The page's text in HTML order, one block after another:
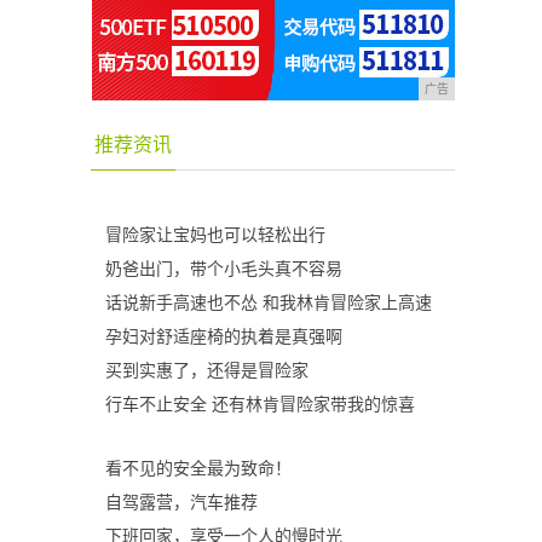
广告
推荐资讯
冒险家让宝妈也可以轻松出行
奶爸出门，带个小毛头真不容易
话说新手高速也不怂 和我林肯冒险家上高速
孕妇对舒适座椅的执着是真强啊
买到实惠了，还得是冒险家
行车不止安全 还有林肯冒险家带我的惊喜
看不见的安全最为致命！
自驾露营，汽车推荐
下班回家，享受一个人的慢时光